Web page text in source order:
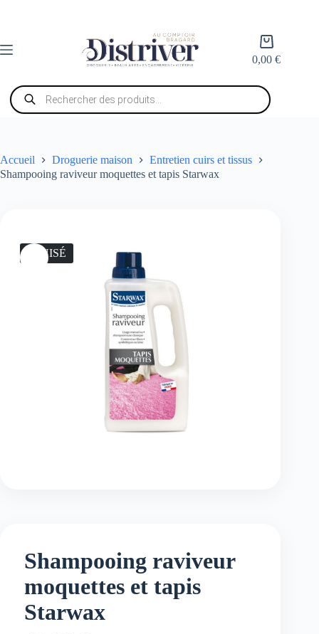
Panier
d’achat
0,00€
Recherche
de
produits
Accueil Droguerie maison
Entretien cuirs et tissus
Shampooing raviveur moquettes et tapis Starwax
ÉPUISÉ
Shampooing raviveur
moquettes et tapis
Starwax